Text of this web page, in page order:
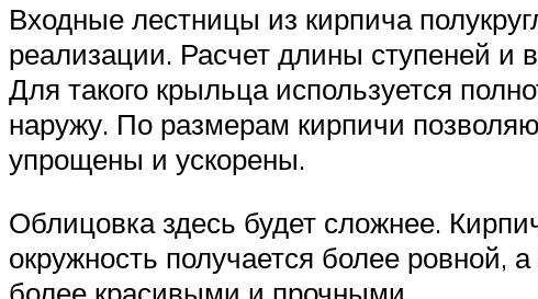
Входные лестницы из кирпича
реализации. Расчет длины ступеней и
Для такого крыльца используется
наружу. По размерам кирпичи
упрощены и ускорены.
Облицовка здесь будет сложнее.
окружность получается более ровной,